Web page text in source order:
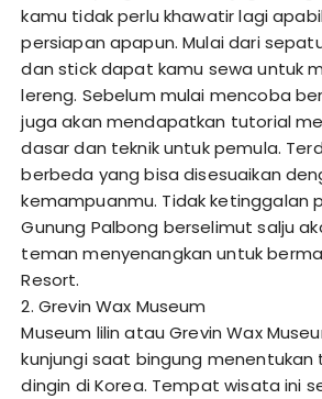
kamu tidak perlu khawatir lagi
persiapan apapun. Mulai dari
dan stick dapat kamu sewa untuk
lereng. Sebelum mulai mencoba
juga akan mendapatkan tutorial
dasar dan teknik untuk pemula.
berbeda yang bisa disesuaikan
kemampuanmu. Tidak ketinggalan
Gunung Palbong berselimut salju
teman menyenangkan untuk
Resort.
2. Grevin Wax Museum
Museum lilin atau Grevin Wax
kunjungi saat bingung menentukan
dingin di Korea. Tempat wisata ini